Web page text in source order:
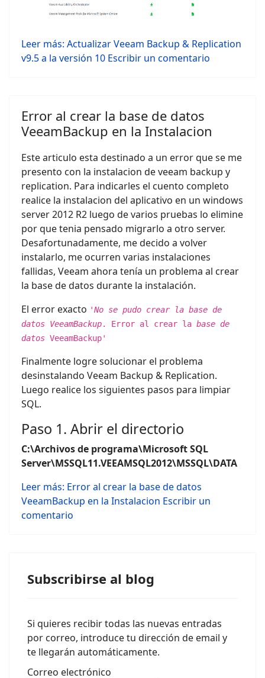
Leer más: Actualizar Veeam Backup & Replication
v9.5 a la versión 10 Escribir un comentario
Error al crear la base de datos
VeeamBackup en la Instalacion
Este articulo esta destinado a un error que se me
presento con la instalacion de veeam backup y
replication. Para indicarles el cuento completo
realice la instalacion del aplicativo en un windows
server 2012 R2 luego de varios pruebas lo elimine
por que tenia pensado migrarlo a otro server.
Desafortunadamente, me decido a volver
instalarlo, me ocurren varias instalaciones
fallidas, Veeam ahora tenía un problema al crear
la base de datos durante la instalación.
El error exacto 'No se pudo crear la base de
datos VeeamBackup. Error al crear la base de
datos VeeamBackup'
Finalmente logre solucionar el problema
desinstalando Veeam Backup & Replication.
Luego realice los siguientes pasos para limpiar
SQL.
Paso 1. Abrir el directorio
C:\Archivos de programa\Microsoft SQL
Server\MSSQL11.VEEAMSQL2012\MSSQL\DATA
Leer más: Error al crear la base de datos
VeeamBackup en la Instalacion Escribir un
comentario
Subscribirse al blog
Si quieres recibir todas las nuevas entradas
por correo, introduce tu dirección de email y
te llegarán automáticamente.
Correo electrónico